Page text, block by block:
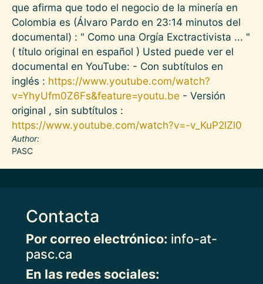
que afirma que todo el negocio de la minería en
Colombia es (Álvaro Pardo en 23:14 minutos del
documental) : " Como una Orgía Exctractivista ... "
( título original en español ) Usted puede ver el
documental en YouTube: - Con subtítulos en
inglés : https://www.youtube.com/watch?
v=YhyUfm0Z6Fs&feature=youtu.be - Versión
original , sin subtítulos :
https://www.youtube.com/watch?v=-v_KuP2lZl0
Author
PASC
Contacta
Por correo electrónico: info-at-
pasc.ca
En las redes sociales: